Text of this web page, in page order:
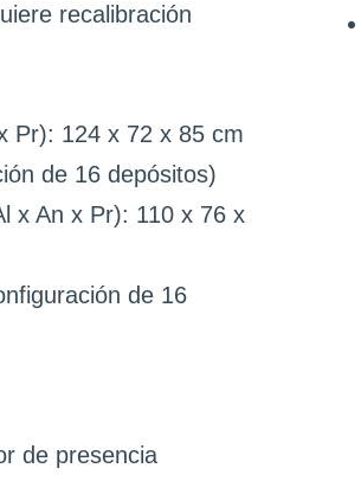
recalibración
Pr): 124 x 72 x 85 cm
de 16 depósitos)
x An x Pr): 110 x 76 x
de 16
de presencia